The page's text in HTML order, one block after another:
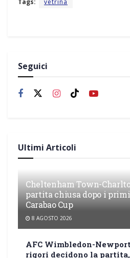
Tags: vetrina
Seguici
Ultimi Articoli
Cheltenham Town-
partita chiusa dopo i primi
Carabao Cup
8 AGOSTO 2026
AFC Wimbledon-
rigori decidono la partita,